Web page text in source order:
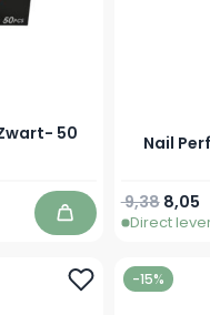
50
In winkelwagen
Nail
8,05
Normale
9,38
Direct
-15%